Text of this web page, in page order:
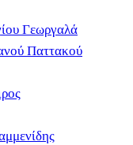
Γεωργαλά
Παττακού